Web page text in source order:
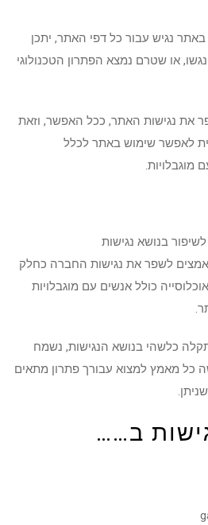
נגיש עבור כל דפי האתר, יתכן
או שטרם נמצא הפתרון הטכנולוגי
את נגישות האתר, ככל האפשר, וזאת
לאפשר שימוש באתר לכלל
מוגבלויות.
בנושא נגישות
לשפר את נגישות החברה כחלק
כולל אנשים עם מוגבלויות
כלשהי בנושא הנגישות, נשמח
כל מאמץ למצוא עבורך פתרון מתאים
ב……